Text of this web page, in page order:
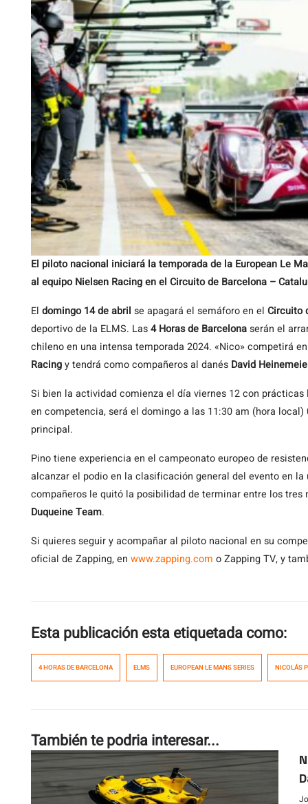
El piloto nacional iniciará la temporada de la European Le
al equipo Nielsen Racing en el Circuito de Barcelona –
El domingo 14 de abril se apagará el semáforo en el Circuito
deportivo de la ELMS. Las4 Horas de Barcelonaserán el
chileno en una intensa temporada 2024. «Nico» competirá
Racingy tendrá como compañeros al danés David
Si bien la actividad comienza el día viernes 12 con
en competencia, será el domingo a las 11:30 am (hora
principal.
Pino tiene experiencia en el campeonato europeo de
alcanzar el podio en la clasificación general del evento en
compañeros le quitó la posibilidad de terminar entre los tres
Duqueine Team.
Si quieres seguir y acompañar al piloto nacional en su
oficial de Zapping, en www.zapping.com o Zapping TV, y
Esta publicación esta etiquetada como:
4 HORAS DE BARCELONA ELMS EUROPEAN LE MANS SERIES NICOLÁS
También te podria interesar...